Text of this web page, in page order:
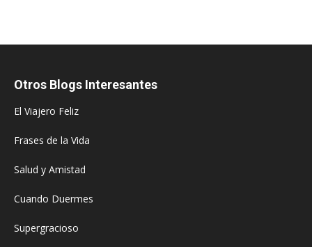
Otros Blogs Interesantes
El Viajero Feliz
Frases de la Vida
Salud y Amistad
Cuando Duermes
Supergracioso